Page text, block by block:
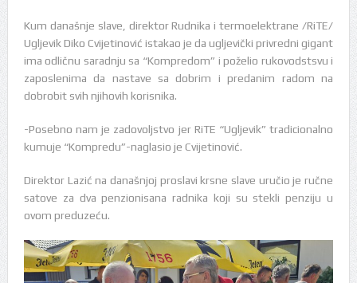
Kum današnje slave, direktor Rudnika i termoelektrane /RiTE/
Ugljevik Diko Cvijetinović istakao je da ugljevički privredni gigant
ima odličnu saradnju sa “Kompredom” i poželio rukovodstsvu i
zaposlenima da nastave sa dobrim i predanim radom na
dobrobit svih njihovih korisnika.
-Posebno nam je zadovoljstvo jer RiTE “Ugljevik” tradicionalno
kumuje “Kompredu”-naglasio je Cvijetinović.
Direktor Lazić na današnjoj proslavi krsne slave uručio je ručne
satove za dva penzionisana radnika koji su stekli penziju u
ovom preduzeću.